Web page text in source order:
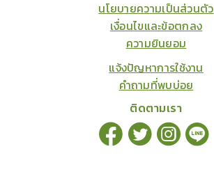
นโยบายความเป็นส่วนตัว
เงื่อนไขและข้อตกลง
ความยินยอม
แจ้งปัญหาการใช้งาน
คำถามที่พบบ่อย
ติดตามเรา